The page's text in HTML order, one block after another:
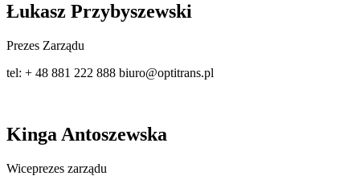
Łukasz Przybyszewski
Prezes Zarządu
tel: + 48 881 222 888 biuro@optitrans.pl
Kinga Antoszewska
Wiceprezes zarządu